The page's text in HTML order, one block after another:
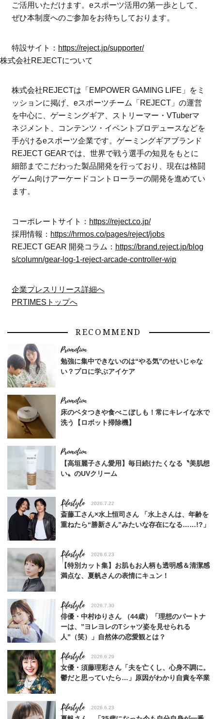
ご活用いただけます。eスポーツ活用の第一歩として、
ぜひ本制度へのご参加をお待ちしております。
特設サイト： https://reject.jp/supporter/
株式会社REJECTについて
株式会社REJECTは「EMPOWER GAMING LIFE」をミ
ッションに掲げ、eスポーツチーム「REJECT」の運営
を中心に、ゲーミングギア、ストリーマー・VTuberマ
ネジメント、コンテンツ・イベントプロデュースなどを
手がけるeスポーツ企業です。ゲーミングギアブランド
REJECT GEARでは、世界で戦う選手の知見をもとに
細部までこだわった製品開発を行っており、現在は格闘
ゲーム向けアーケードコントローラーの開発を進めてい
ます。
コーポレートサイト： https://reject.co.jp/
採用情報： https://hrmos.co/pages/reject/jobs
REJECT GEAR 開発コラム： https://brand.reject.jp/blog
s/column/gear-log-1-reject-arcade-controller-wip
企業プレスリリース詳細へ
PRTIMESトップへ
RECOMMEND
勉強に集中できないのは“やる気”のせいじゃな
い？プロに学ぶアイケア
床のベタつきや食べこぼしも！常にキレイな水で
洗う【ロボット掃除機】
【高垣麗子さん愛用】毎日続けたくなる〝美肌想
い〟のUVクリーム
Lifestyle 2026.7.22
斎藤工さん×水上恒司さん 「水上さんは、年齢を
重ねたら“勝新さん”みたいな存在になる……!?」
Lifestyle 2026.6.23
【特別カット集】お肌もお人柄も透明感＆清潔感
満点な、夏帆さんの表情にキュン！
Lifestyle 2026.7.30
俳優・中村ゆりさん （44歳）「理想のパートナ
ーは、”ヨレヨレのTシャツ姿を見せられる
人”（笑）」自然体の恋愛観とは？
Lifestyle 2026.6.29
女優・須藤理彩さん「夫を亡くし、心身不調に。
鬱だと思っていたら…」原因がわかり自責を卒業
Lifestyle 2026.6.23